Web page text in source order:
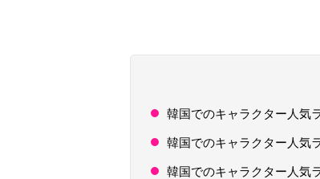
韓国でのキャラクター人
韓国でのキャラクター人
韓国でのキャラクター人